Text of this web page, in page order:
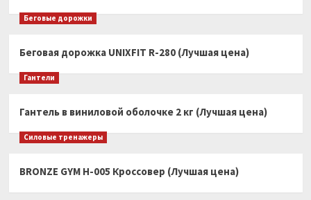
Беговые дорожки
Беговая дорожка UNIXFIT R-280 (Лучшая цена)
Гантели
Гантель в виниловой оболочке 2 кг (Лучшая цена)
Силовые тренажеры
BRONZE GYM H-005 Кроссовер (Лучшая цена)